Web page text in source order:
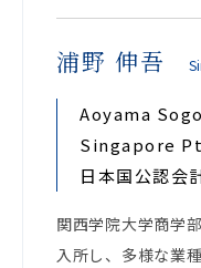
浦野 伸吾
Aoyama
Singapore
日本国公認会
関西学院大学商学
入所し、多様な業